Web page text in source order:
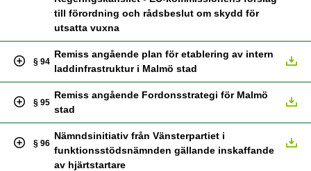
till förordning och rådsbeslut om skydd för
utsatta vuxna
§ 94
Remiss angående plan för etablering av intern
laddinfrastruktur i Malmö stad
§ 95
Remiss angående Fordonsstrategi för Malmö
stad
§ 96
Nämndsinitiativ från Vänsterpartiet i
funktionsstödsnämnden gällande inskaffande
av hjärtstartare